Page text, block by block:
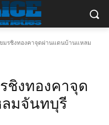
ขมรชิงทองคาจุดผ่านแดนบ้านแหลม
ชิงทองคาจุด
มจันทบุรี